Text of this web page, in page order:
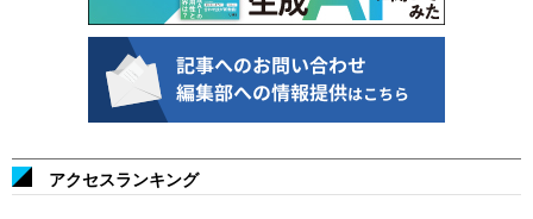
アクセスランキング